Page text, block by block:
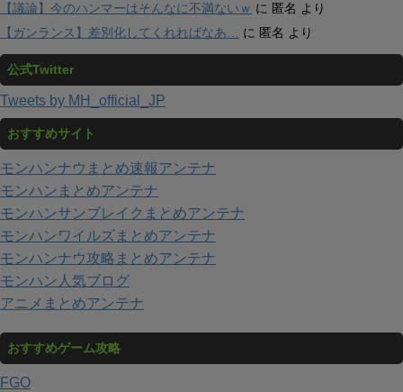
【議論】今のハンマーはそんなに不満ないｗ に 匿名 より
【ガンランス】差別化してくれればなあ… に 匿名 より
公式Twitter
Tweets by MH_official_JP
おすすめサイト
モンハンナウまとめ速報アンテナ
モンハンまとめアンテナ
モンハンサンブレイクまとめアンテナ
モンハンワイルズまとめアンテナ
モンハンナウ攻略まとめアンテナ
モンハン人気ブログ
アニメまとめアンテナ
おすすめゲーム攻略
FGO